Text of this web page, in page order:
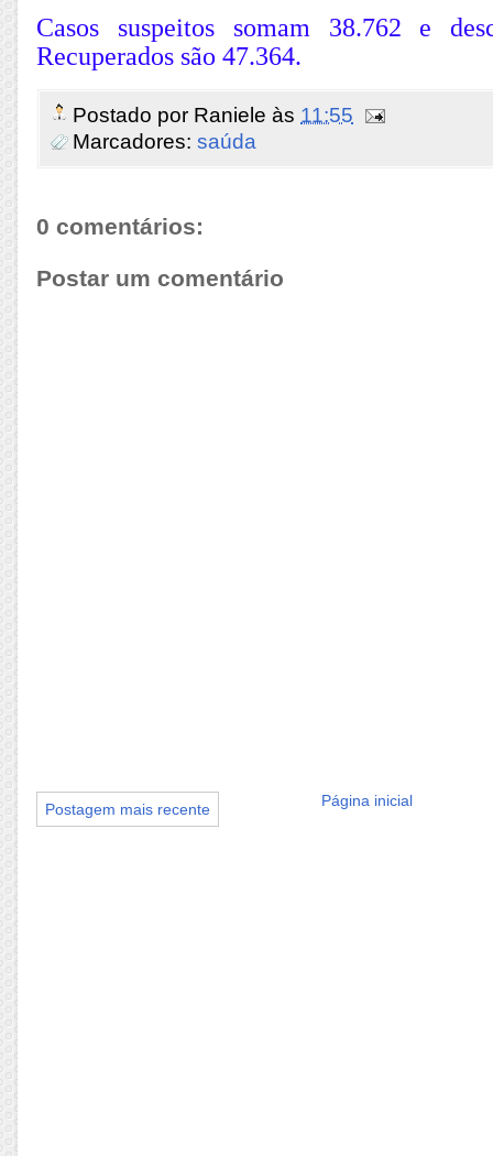
Casos suspeitos somam 38.762 e
Recuperados são 47.364.
Postado por Raniele às 11:55
Marcadores: saúda
0 comentários:
Postar um comentário
Postagem mais recente Página inicial